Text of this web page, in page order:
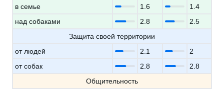
в семье
1.6
1.4
над собаками
2.8
2.5
Защита своей территории
от людей
2.1
2
от собак
2.8
2.8
Общительность